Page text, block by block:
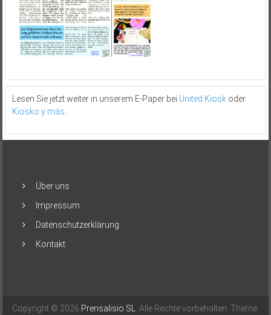
Lesen Sie jetzt weiter in unserem E-Paper bei United Kioskoder
Kiosko y más
Über uns
Impressum
Datenschutzerklärung
Kontakt
Copyright © 2026 Prensalisio SL . Alle Rechte vorbehalten. Theme: